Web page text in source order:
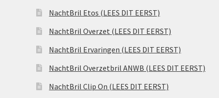
NachtBril Etos (LEES DIT EERST)
NachtBril Overzet (LEES DIT EERST)
NachtBril Ervaringen (LEES DIT EERST)
NachtBril Overzetbril ANWB (LEES DIT EERST)
NachtBril Clip On (LEES DIT EERST)